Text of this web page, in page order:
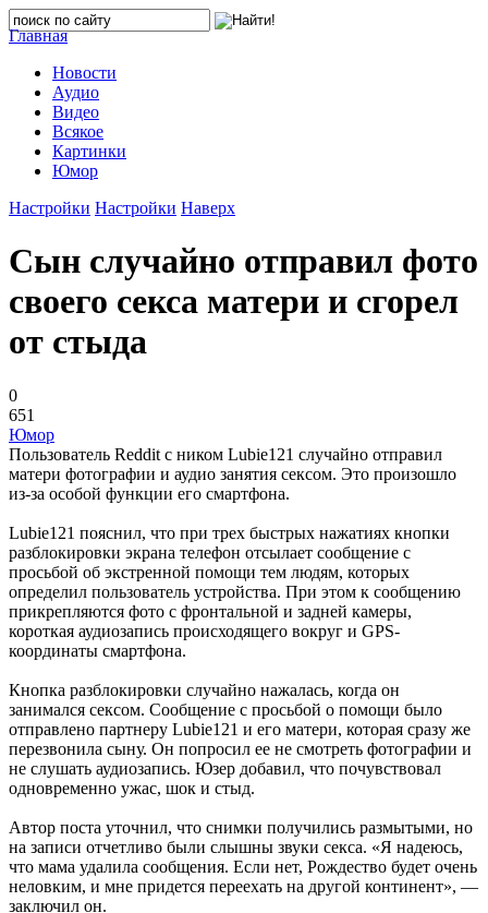
Главная
Новости
Аудио
Видео
Всякое
Картинки
Юмор
Настройки Настройки Наверх
Сын случайно отправил фото
своего секса матери и сгорел
от стыда
0
651
Юмор
Пользователь Reddit с ником Lubie121 случайно отправил
матери фотографии и аудио занятия сексом. Это произошло
из-за особой функции его смартфона.
Lubie121 пояснил, что при трех быстрых нажатиях кнопки
разблокировки экрана телефон отсылает сообщение с
просьбой об экстренной помощи тем людям, которых
определил пользователь устройства. При этом к сообщению
прикрепляются фото с фронтальной и задней камеры,
короткая аудиозапись происходящего вокруг и GPS-
координаты смартфона.
Кнопка разблокировки случайно нажалась, когда он
занимался сексом. Сообщение с просьбой о помощи было
отправлено партнеру Lubie121 и его матери, которая сразу же
перезвонила сыну. Он попросил ее не смотреть фотографии и
не слушать аудиозапись. Юзер добавил, что почувствовал
одновременно ужас, шок и стыд.
Автор поста уточнил, что снимки получились размытыми, но
на записи отчетливо были слышны звуки секса. «Я надеюсь,
что мама удалила сообщения. Если нет, Рождество будет очень
неловким, и мне придется переехать на другой континент», —
заключил он.